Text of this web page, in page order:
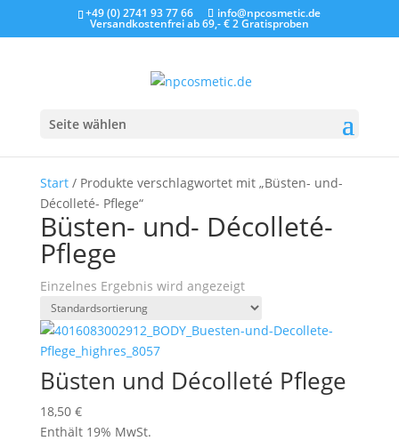
+49 (0) 2741 93 77 66 info@npcosmetic.de
Versandkostenfrei ab 69,- €2 Gratisproben
Seite wählen
Start/ Produkte verschlagwortet mit „Büsten- und-
Décolleté- Pflege“
Büsten- und- Décolleté-
Pflege
Einzelnes Ergebnis wird angezeigt
Büsten und Décolleté Pflege
18,50 €
Enthält 19% MwSt.